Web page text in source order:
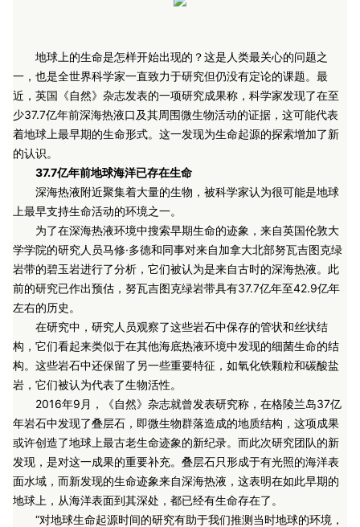
地球上的生命是怎样开始出现的？这是人类最关心的问题之
一，也是全世界科学家一直致力于研究但仍没有定论的课题。最
近，英国《自然》杂志发表的一项研究成果称，科学家发现了在至
少37.7亿年前深海热液口及其周围微生物活动的证据，这可能代表
着地球上最早期的生命形式。这一发现为生命起源的探索增加了新
的认识。
37.7亿年前地球海洋已存在生命
深海热液附近聚集着大量的生物，被科学家认为很可能是地球
上最早支持生命活动的环境之一。
为了在深海热液环境中搜索早期生命的迹象，来自英国伦敦大
学学院的研究人员马修·多德和同事对来自加拿大北部努瓦吉图克绿
岩带的碧玉岩进行了分析，它们被认为是来自古时的深海热液。此
前的研究已作出预估，努瓦吉图克绿岩带具有37.7亿年至42.9亿年
左右的历史。
在研究中，研究人员观察了这些岩石中保存的管状和丝状结
构，它们看起来类似于在其他海底热液环境中发现的细菌生命的结
构。这些岩石中还保留了另一些重要特征，如氧化铁颗粒和碳酸盐
岩，它们被认为代表了生物活性。
2016年9月，《自然》杂志就曾发表研究称，在格陵兰岛37亿
年岩石中发现了叠层石，即微生物群落造成的地质结构，这项成果
或许创造了地球上最古老生命迹象的新纪录。而此次研究团队的新
发现，是对这一成果的重要补充。叠层石只形成于有光照的海洋表
面水域，而新发现的生命迹象来自深海热液，这表明在如此早期的
地球上，从海洋表面到其深处，都已经有生命存在了。
“对地球生命起源时间的研究有助于我们推测当时地球的环境，